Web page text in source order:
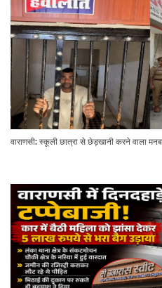
वाराणसी: स्कूली छात्रा से छेड़खानी करने वाला